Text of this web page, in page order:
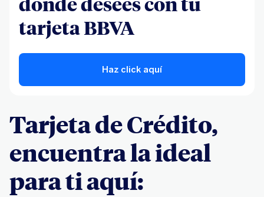
tarjeta BBVA
Haz click aquí
Tarjeta de Crédito,
encuentra la ideal
para ti aquí: